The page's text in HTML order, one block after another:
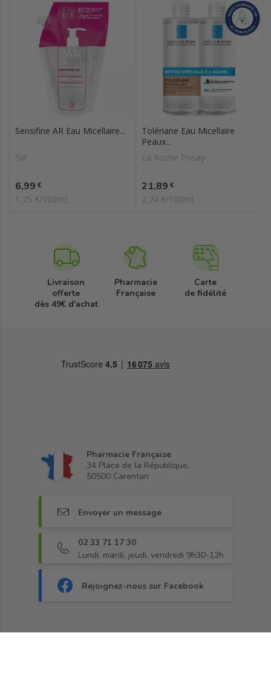
Sensifine AR Eau Micellaire...
Svr
Prix
6,99 €
1,75 €/100mL
Tolériane Eau Micellaire
Peaux...
La Roche Posay
Prix
21,89 €
2,74 €/100mL
Livraison
offerte
dès 49€ d'achat
Pharmacie
Française
Carte
de fidélité
Pharmacie Française
34 Place de la République,
50500 Carentan
Envoyer un message
02 33 71 17 30
Lundi, mardi, jeudi, vendredi 9h30-12h
Rejoignez-nous sur Facebook
Fidélité • Paiement sécurisé • Livraison • CGV •